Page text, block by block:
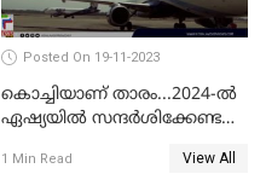
Posted On 19-11-2023
കൊച്ചിയാണ് താരം...2024-ല്‍
ഏഷ്യയില്‍ സന്ദര്‍ശിക്കേണ്ട
കൊച്ചിയും
1 Min Read View All